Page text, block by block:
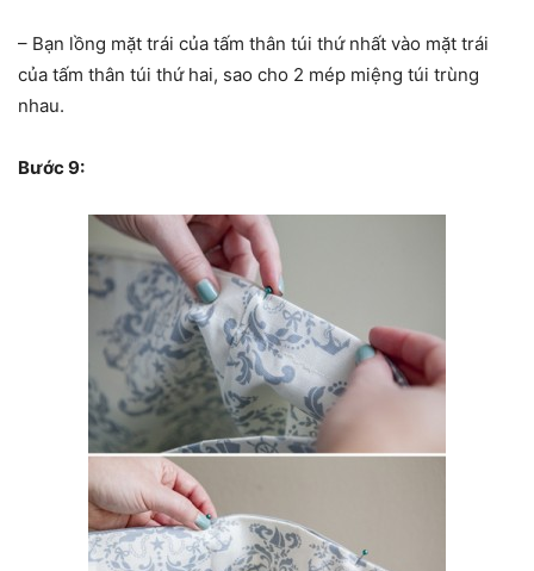
– Bạn lồng mặt trái của tấm thân túi thứ nhất vào mặt trái
của tấm thân túi thứ hai, sao cho 2 mép miệng túi trùng
nhau.
Bước 9: